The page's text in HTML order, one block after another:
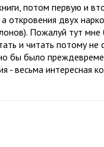
потом первую и
откровения двух
Пожалуй тут мне
и читать потому
бы было
- весьма интересная